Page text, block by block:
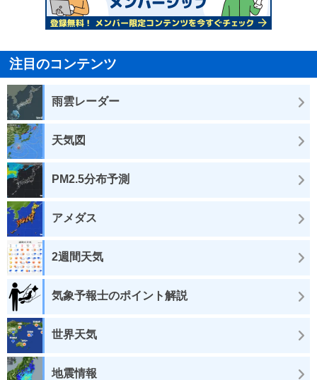
注目のコンテンツ
雨雲レーダー
天気図
PM2.5分布予測
アメダス
2週間天気
気象予報士のポイント解説
世界天気
地震情報